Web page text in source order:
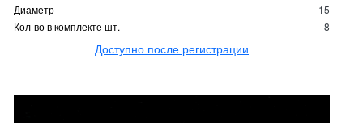
Диаметр
15
Кол-во в комплекте шт.
8
Доступно после регистрации